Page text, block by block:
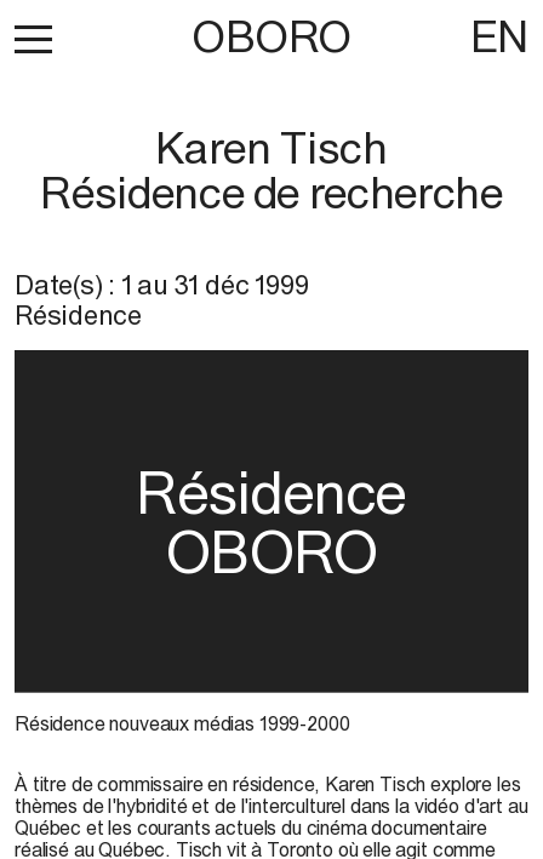
OBORO EN
Karen Tisch
Résidence de recherche
Date(s) : 1 au 31 déc 1999
Résidence
Résidence
OBORO
Résidence nouveaux médias 1999-2000
À titre de commissaire en résidence, Karen Tisch explore les
thèmes de l'hybridité et de l'interculturel dans la vidéo d'art au
Québec et les courants actuels du cinéma documentaire
réalisé au Québec. Tisch vit à Toronto où elle agit comme